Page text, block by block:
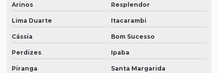
Arinos Resplendor
Lima Duarte Itacarambi
Cássia Bom Sucesso
Perdizes Ipaba
Piranga Santa Margarida